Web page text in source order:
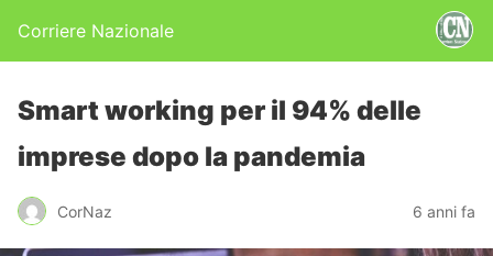
Corriere Nazionale
Smart working per il 94% delle
imprese dopo la pandemia
CorNaz 6 anni fa